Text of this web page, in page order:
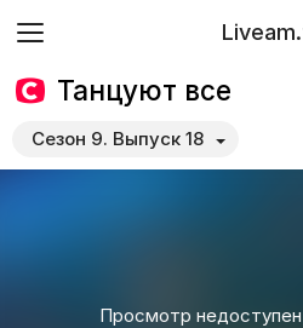
Танцуют все
Сезон 9. Выпуск 18
Просмотр